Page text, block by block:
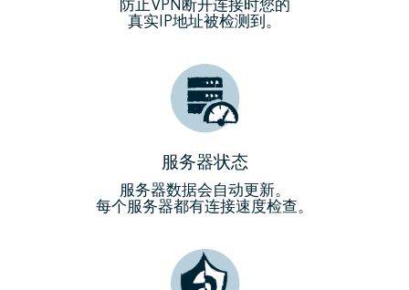
防止VPN断开连接时您的
真实IP地址被检测到。
服务器状态
服务器数据会自动更新。
每个服务器都有连接速度检查。